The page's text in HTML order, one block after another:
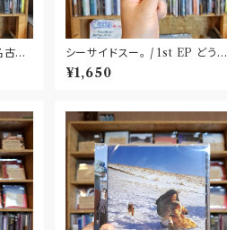
古
シーサイドスー。 / 1st EP どうか
健やかに！(CD)〝静岡県三島市〟
¥1,650